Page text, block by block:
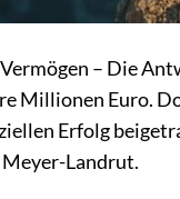
– Die
Millionen Euro.
Erfolg
Landrut.